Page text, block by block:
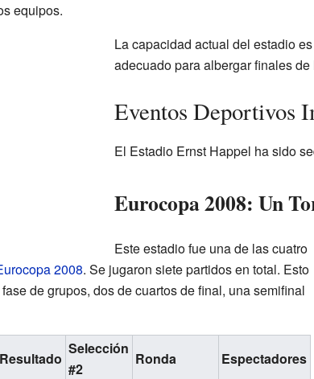
equipos.
La capacidad actual del estadio
adecuado para albergar finales de
Eventos Deportivos
El Estadio Ernst Happel ha sido
Eurocopa 2008: Un
Este estadio fue una de las cuatro
2008. Se jugaron siete partidos en total. Esto
de grupos, dos de cuartos de final, una semifinal
Resultado
Selección
#2
Ronda
Espectadores